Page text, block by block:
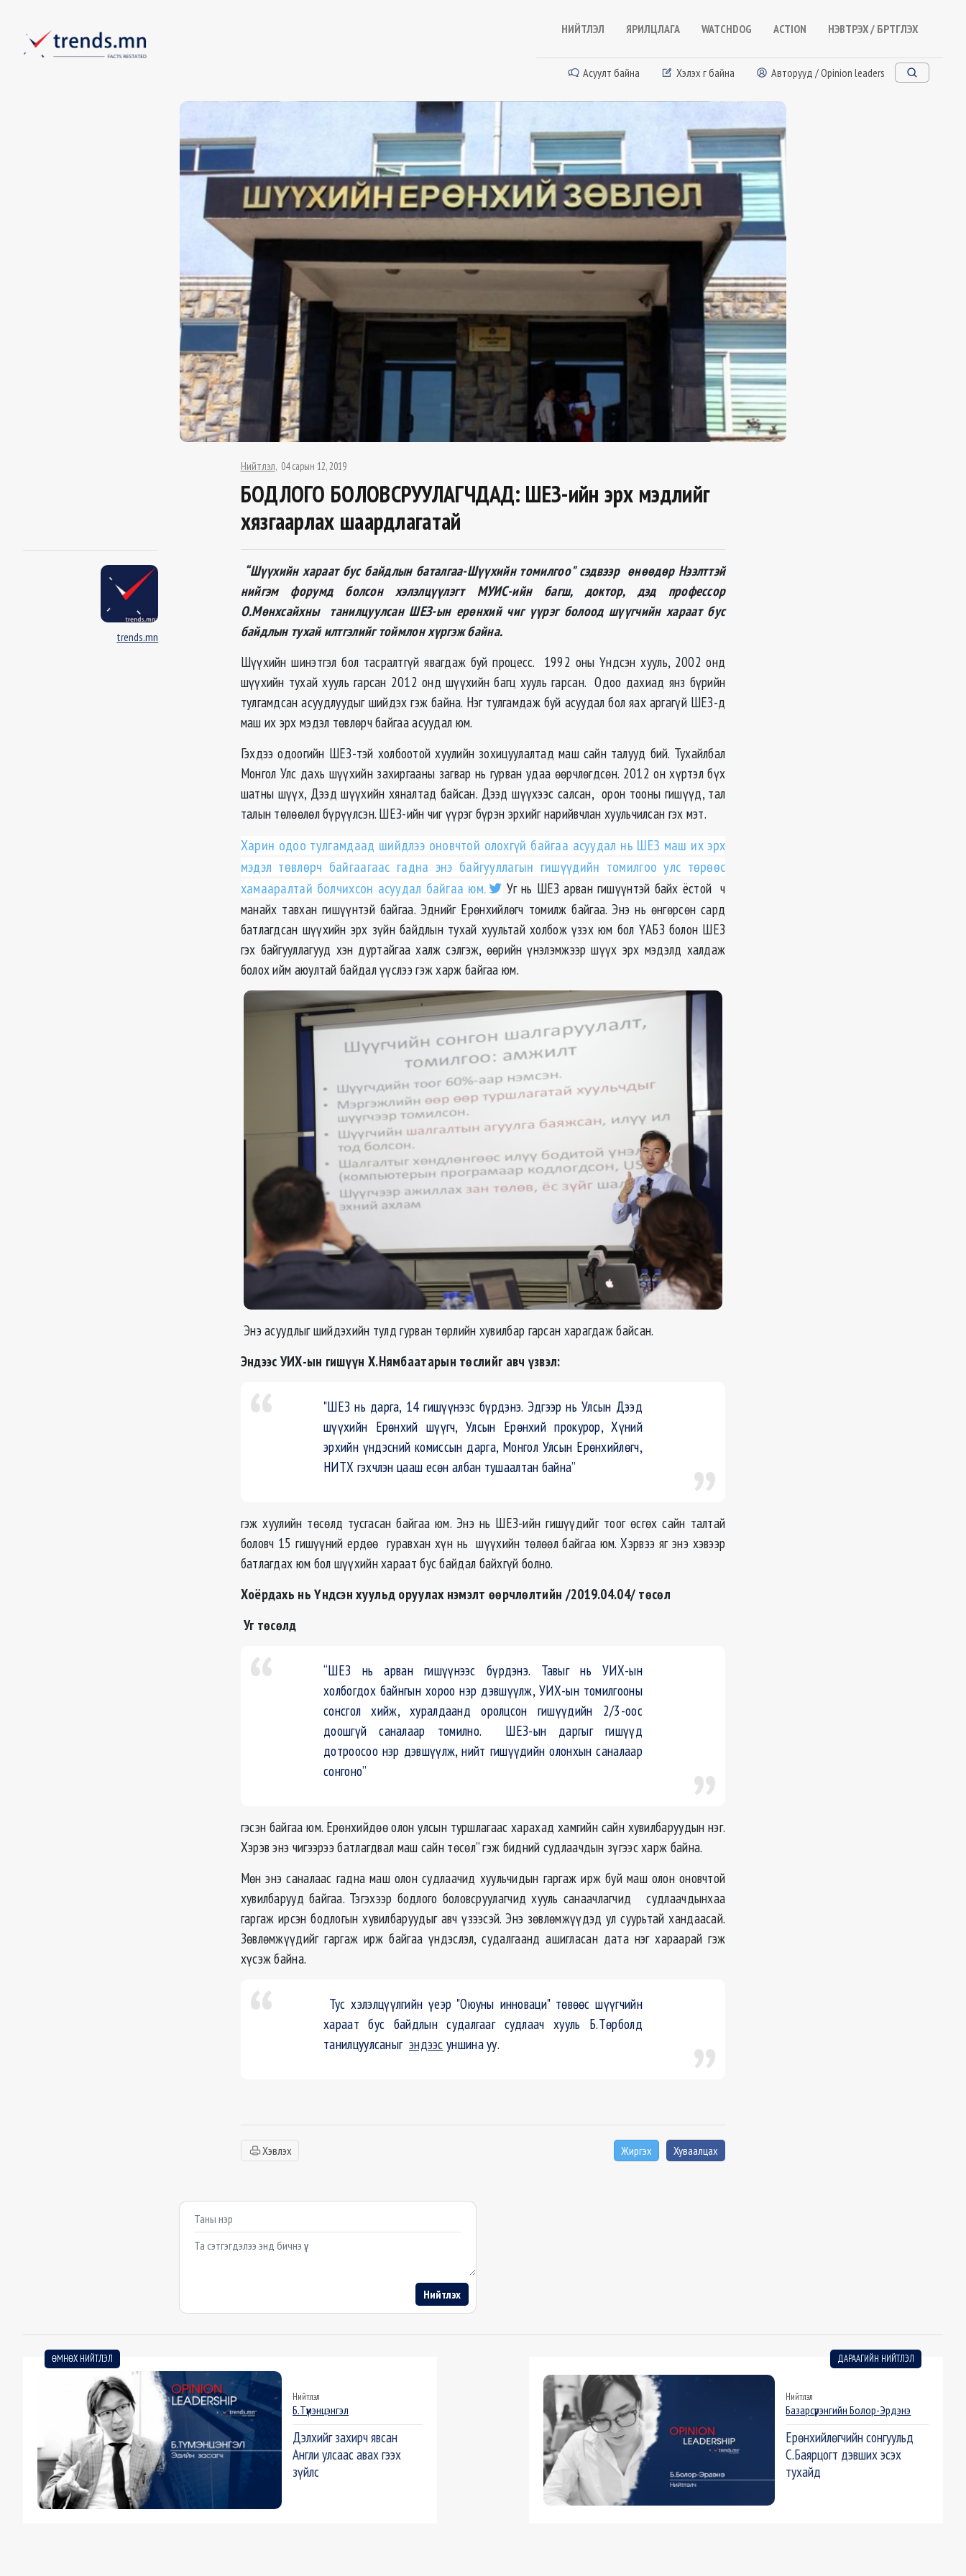
НИЙТЛЭЛ ЯРИЛЦЛАГА WATCHDOG ACTION НЭВТРЭХ / БҮРТГҮҮЛЭХ
Асуулт байна Хэлэх үг байна Авторууд / Opinion leaders
Нийтлэл 04 сарын 12, 2019
БОДЛОГО БОЛОВСРУУЛАГЧДАД: ШЕЗ-ийн эрх мэдлийг
хязгаарлах шаардлагатай
trends.mn
“Шүүхийн хараат бус байдлын баталгаа-Шүүхийн томилгоо" сэдвээр өнөөдөр Нээлттэй
нийгэм форумд болсон хэлэлцүүлэгт МУИС-ийн багш, доктор, дэд профессор
О.Мөнхсайхны танилцуулсан ШЕЗ-ын ерөнхий чиг үүрэг болоод шүүгчийн хараат бус
байдлын тухай илтгэлийг тоймлон хүргэж байна.
Шүүхийн шинэтгэл бол тасралтгүй явагдаж буй процесс. 1992 оны Үндсэн хууль, 2002 онд
шүүхийн тухай хууль гарсан 2012 онд шүүхийн багц хууль гарсан. Одоо дахиад янз бүрийн
тулгамдсан асуудлуудыг шийдэх гэж байна. Нэг тулгамдаж буй асуудал бол яах аргагүй ШЕЗ-д
маш их эрх мэдэл төвлөрч байгаа асуудал юм.
Гэхдээ одоогийн ШЕЗ-тэй холбоотой хуулийн зохицуулалтад маш сайн талууд бий. Тухайлбал
Монгол Улс дахь шүүхийн захиргааны загвар нь гурван удаа өөрчлөгдсөн. 2012 он хүртэл бүх
шатны шүүх, Дээд шүүхийн хяналтад байсан. Дээд шүүхээс салсан, орон тооны гишүүд, тал
талын төлөөлөл бүрүүлсэн. ШЕЗ-ийн чиг үүрэг бүрэн эрхийг нарийвчлан хуульчилсан гэх мэт.
Харин одоо тулгамдаад шийдлээ оновчтой олохгүй байгаа асуудал нь ШЕЗ маш их эрх
мэдэл төвлөрч байгаагаас гадна энэ байгууллагын гишүүдийн томилгоо улс төрөөс
хамааралтай болчихсон асуудал байгаа юм.
Уг нь ШЕЗ арван гишүүнтэй байх ёстой ч
манайх тавхан гишүүнтэй байгаа. Эднийг Ерөнхийлөгч томилж байгаа. Энэ нь өнгөрсөн сард
батлагдсан шүүхийн эрх зүйн байдлын тухай хуультай холбож үзэх юм бол ҮАБЗ болон ШЕЗ
гэх байгууллагууд хэн дуртайгаа халж сэлгэж, өөрийн үнэлэмжээр шүүх эрх мэдэлд халдаж
болох ийм аюултай байдал үүслээ гэж харж байгаа юм.
Энэ асуудлыг шийдэхийн тулд гурван төрлийн хувилбар гарсан харагдаж байсан.
Эндээс УИХ-ын гишүүн Х.Нямбаатарын төслийг авч үзвэл:
"ШЕЗ нь дарга, 14 гишүүнээс бүрдэнэ. Эдгээр нь Улсын Дээд
шүүхийн Ерөнхий шүүгч, Улсын Ерөнхий прокурор, Хүний
эрхийн үндэсний комиссын дарга, Монгол Улсын Ерөнхийлөгч,
НИТХ гэхчлэн цааш есөн албан тушаалтан байна”
гэж хуулийн төсөлд тусгасан байгаа юм. Энэ нь ШЕЗ-ийн гишүүдийг тоог өсгөх сайн талтай
боловч 15 гишүүний ердөө гуравхан хүн нь шүүхийн төлөөл байгаа юм. Хэрвээ яг энэ хэвээр
батлагдах юм бол шүүхийн хараат бус байдал байхгүй болно.
Хоёрдахь нь Үндсэн хуульд оруулах нэмэлт өөрчлөлтийн /2019.04.04/ төсөл
Уг төсөлд
“ШЕЗ нь арван гишүүнээс бүрдэнэ. Тавыг нь УИХ-ын
холбогдох байнгын хороо нэр дэвшүүлж, УИХ-ын томилгооны
сонсгол хийж, хуралдаанд оролцсон гишүүдийн 2/3-оос
доошгүй саналаар томилно. ШЕЗ-ын даргыг гишүүд
дотроосоо нэр дэвшүүлж, нийт гишүүдийн олонхын саналаар
сонгоно”
гэсэн байгаа юм. Ерөнхийдөө олон улсын туршлагаас харахад хамгийн сайн хувилбаруудын нэг.
Хэрэв энэ чигээрээ батлагдвал маш сайн төсөл” гэж бидний судлаачдын зүгээс харж байна.
Мөн энэ саналаас гадна маш олон судлаачид хуульчидын гаргаж ирж буй маш олон оновчтой
хувилбарууд байгаа. Тэгэхээр бодлого боловсруулагчид хууль санаачлагчид судлаачдынхаа
гаргаж ирсэн бодлогын хувилбаруудыг авч үзээсэй. Энэ зөвлөмжүүдэд ул суурьтай хандаасай.
Зөвлөмжүүдийг гаргаж ирж байгаа үндэслэл, судалгаанд ашигласан дата нэг хараарай гэж
хүсэж байна.
Тус хэлэлцүүлгийн үеэр "Оюуны инноваци" төвөөс шүүгчийн
хараат бус байдлын судалгааг судлаач хууль Б.Төрболд
танилцуулсаныг эндээс уншина уу.
Хэвлэх Жиргэх Хуваалцах
Сэтгэгдэл бичих
Example textarea
Нийтлэх
ӨМНӨХ НИЙТЛЭЛ
Нийтлэл
Б.Түмэнцэнгэл
Дэлхийг захирч явсан
Англи улсаас авах гээх
зүйлс
ДАРААГИЙН НИЙТЛЭЛ
Нийтлэл
Базарсүрэнгийн Болор-Эрдэнэ
Ерөнхийлөгчийн сонгуульд
С.Баярцогт дэвших эсэх
тухайд